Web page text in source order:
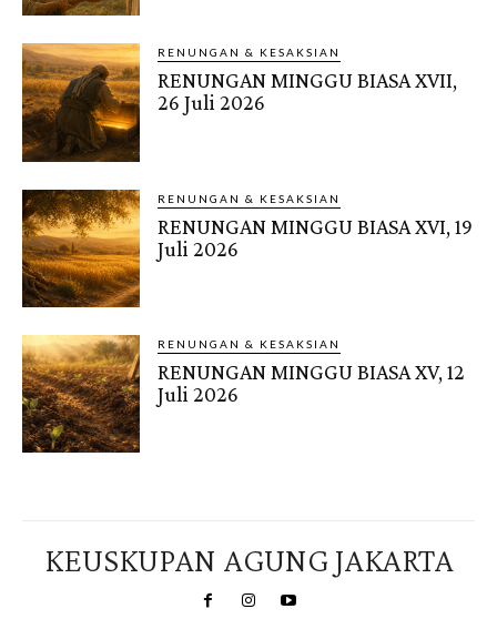
RENUNGAN & KESAKSIAN
RENUNGAN MINGGU BIASA XVII,
26 Juli 2026
RENUNGAN & KESAKSIAN
RENUNGAN MINGGU BIASA XVI, 19
Juli 2026
RENUNGAN & KESAKSIAN
RENUNGAN MINGGU BIASA XV, 12
Juli 2026
KEUSKUPAN AGUNG JAKARTA